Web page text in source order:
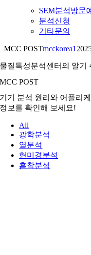
SEM분석방문
분석신청
기타문의
MCC POSTmcckorea1
물질특성분석센터의 알기
MCC POST
기기 분석 원리와 어플리
정보를 확인해 보세요!
All
광학분석
열분석
현미경분석
흡착분석